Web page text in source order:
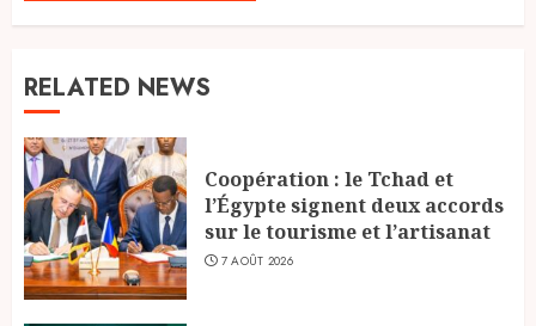
RELATED NEWS
Coopération : le Tchad et
l’Égypte signent deux accords
sur le tourisme et l’artisanat
7 AOÛT 2026